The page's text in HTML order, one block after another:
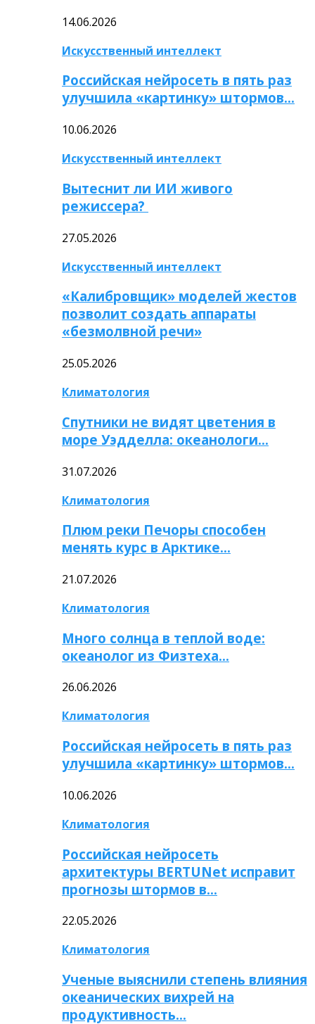
14.06.2026
Искусственный интеллект
Российская нейросеть в пять раз
улучшила «картинку» штормов…
10.06.2026
Искусственный интеллект
Вытеснит ли ИИ живого
режиссера?
27.05.2026
Искусственный интеллект
«Калибровщик» моделей жестов
позволит создать аппараты
«безмолвной речи»
25.05.2026
Климатология
Спутники не видят цветения в
море Уэдделла: океанологи…
31.07.2026
Климатология
Плюм реки Печоры способен
менять курс в Арктике…
21.07.2026
Климатология
Много солнца в теплой воде:
океанолог из Физтеха…
26.06.2026
Климатология
Российская нейросеть в пять раз
улучшила «картинку» штормов…
10.06.2026
Климатология
Российская нейросеть
архитектуры BERTUNet исправит
прогнозы штормов в…
22.05.2026
Климатология
Ученые выяснили степень влияния
океанических вихрей на
продуктивность…